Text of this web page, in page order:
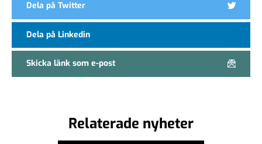
Dela på Twitter
Dela på Linkedin
Skicka länk som e-post
Relaterade nyheter